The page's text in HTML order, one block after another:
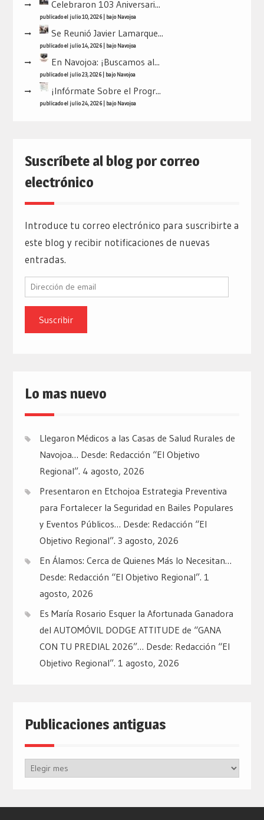
Celebraron 103 Aniversari...
publicado el julio 10, 2026| bajoNavojoa
Se Reunió Javier Lamarque...
publicado el julio 14, 2026| bajoNavojoa
En Navojoa: ¡Buscamos al...
publicado el julio 23, 2026| bajoNavojoa
¡Infórmate Sobre el Progr...
publicado el julio 24, 2026| bajoNavojoa
Suscríbete al blog por correo
electrónico
Introduce tu correo electrónico para suscribirte a
este blog y recibir notificaciones de nuevas
entradas.
Dirección
email
Lo mas nuevo
Llegaron Médicos a las Casas de Salud Rurales de
Navojoa… Desde: Redacción “El Objetivo
Regional”. 4 agosto, 2026
Presentaron en Etchojoa Estrategia Preventiva
para Fortalecer la Seguridad en Bailes Populares
y Eventos Públicos… Desde: Redacción “El
Objetivo Regional”. 3 agosto, 2026
En Álamos: Cerca de Quienes Más lo Necesitan…
Desde: Redacción “El Objetivo Regional”. 1
agosto, 2026
Es María Rosario Esquer la Afortunada Ganadora
del AUTOMÓVIL DODGE ATTITUDE de “GANA
CON TU PREDIAL 2026”… Desde: Redacción “El
Objetivo Regional”. 1 agosto, 2026
Publicaciones antiguas
Publicaciones